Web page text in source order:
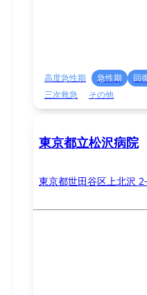
高度急性期 急性期 回
三次救急
その他
東京都立松沢病院
東京都世田谷区上北沢